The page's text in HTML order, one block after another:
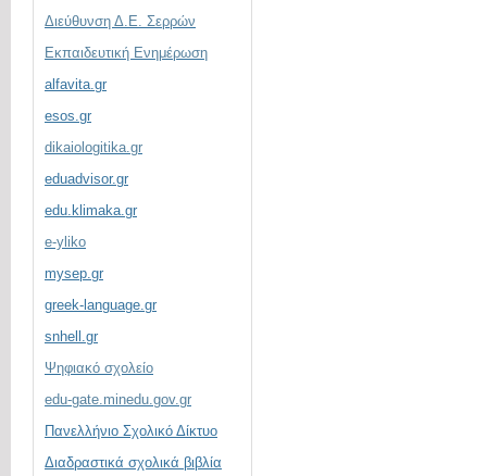
Διεύθυνση Δ.Ε. Σερρών
Εκπαιδευτική Ενημέρωση
alfavita.gr
esos.gr
dikaiologitika.gr
eduadvisor.gr
edu.klimaka.gr
e-yliko
mysep.gr
greek-language.gr
snhell.gr
Ψηφιακό σχολείο
edu-gate.minedu.gov.gr
Πανελλήνιο Σχολικό Δίκτυο
Διαδραστικά σχολικά βιβλία